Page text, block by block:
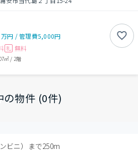
万円 /管理費5,000円
礼 無料
㎡ / 2階
の物件 (0件)
ビニ）まで250m